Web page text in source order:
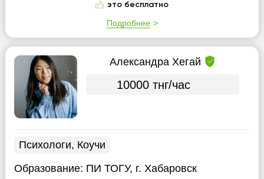
это бесплатно
Подробнее
Александра Хегай
10000 тнг/час
Психологи, Коучи
Образование: ПИ ТОГУ, г. Хабаровск